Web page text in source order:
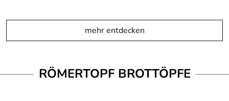
mehr entdecken
RÖMERTOPF BROTTÖPFE